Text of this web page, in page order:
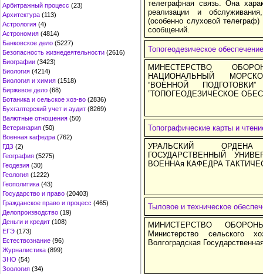
Арбитражный процесс (23)
Архитектура (113)
Астрология (4)
Астрономия (4814)
Банковское дело (5227)
Безопасность жизнедеятельности (2616)
Биографии (3423)
Биология (4214)
Биология и химия (1518)
Биржевое дело (68)
Ботаника и сельское хоз-во (2836)
Бухгалтерский учет и аудит (8269)
Валютные отношения (50)
Ветеринария (50)
Военная кафедра (762)
ГДЗ (2)
География (5275)
Геодезия (30)
Геология (1222)
Геополитика (43)
Государство и право (20403)
Гражданское право и процесс (465)
Делопроизводство (19)
Деньги и кредит (108)
ЕГЭ (173)
Естествознание (96)
Журналистика (899)
ЗНО (54)
Зоология (34)
телеграфная связь. Она
реализации и
(особенно слуховой
сообщений.
Топогеодезическое
МИНЕСТЕРСТВО
НАЦИОНАЛЬНЫЙ
“ВОЕННОЙ
”ТОПОГЕОДЕЗИЧЕСКОЕ
Топографические карты и
УРАЛЬСКИЙ
ГОСУДАРСТВЕННЫЙ
ВОЕННАя КАФЕДРА
Тыловое и техническое
МИНИСТЕРСТВО
Министерство сельского
Волгоградская